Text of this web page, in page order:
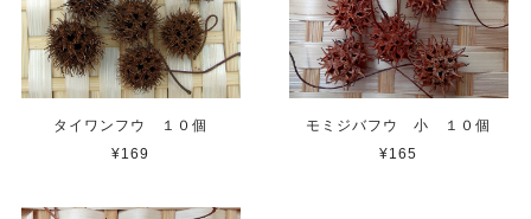
タイワンフウ １０個
¥169
モミジバフウ 小 １０個
¥165